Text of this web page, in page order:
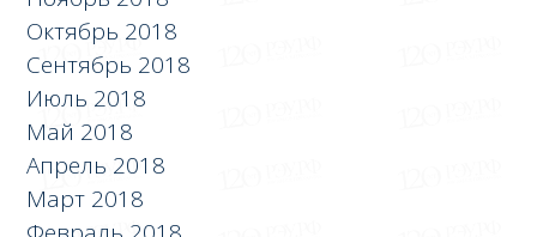
Октябрь 2018
Сентябрь 2018
Июль 2018
Май 2018
Апрель 2018
Март 2018